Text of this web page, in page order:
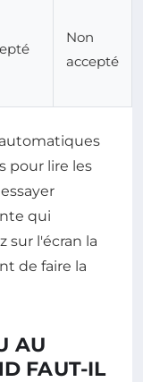
Non
accepté
pour lire les
qui
sur l'écran la
de faire la
AU
FAUT-IL